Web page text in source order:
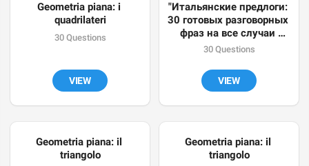
Geometria piana: i
quadrilateri
30 Questions
VIEW
"Итальянские предлоги:
30 готовых разговорных
фраз на все случаи
жизни: от описания вин
итальянского."
30 Questions
VIEW
Geometria piana: il
triangolo
Geometria piana: il
triangolo